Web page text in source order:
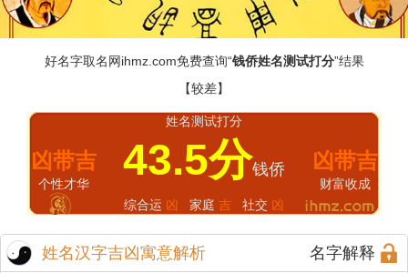
好名字取名网ihmz.com免费查询“钱侨姓名测试打分”结果
【较差】
凶带吉
个性才华
姓名测试打分
43.5分钱侨
综合运 凶 家庭 吉 社交 凶
凶带吉
财富收成
姓名汉字吉凶寓意解析 名字解释